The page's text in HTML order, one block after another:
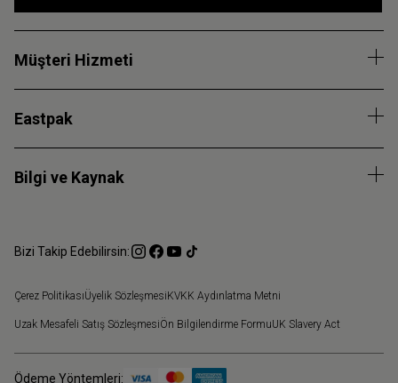
Müşteri Hizmeti
Eastpak
Bilgi ve Kaynak
Bizi Takip Edebilirsin:
Çerez PolitikasıÜyelik SözleşmesiKVKK Aydınlatma Metni
Uzak Mesafeli Satış SözleşmesiÖn Bilgilendirme FormuUK Slavery Act
Ödeme Yöntemleri: